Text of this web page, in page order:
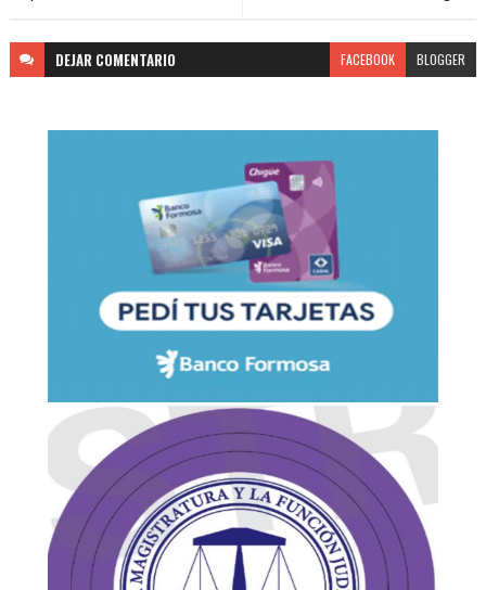
DEJAR COMENTARIO FACEBOOK BLOGGER